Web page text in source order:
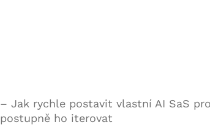
– Jak rychle postavit vlastní AI SaS
postupně ho iterovat